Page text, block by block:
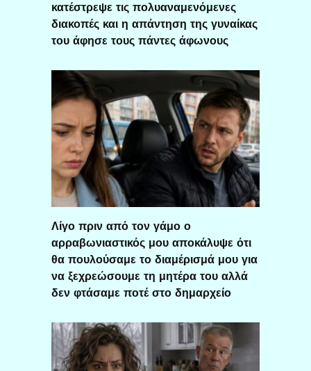
κατέστρεψε τις πολυαναμενόμενες
διακοπές και η απάντηση της γυναίκας
του άφησε τους πάντες άφωνους
Λίγο πριν από τον γάμο ο
αρραβωνιαστικός μου αποκάλυψε ότι
θα πουλούσαμε το διαμέρισμά μου για
να ξεχρεώσουμε τη μητέρα του αλλά
δεν φτάσαμε ποτέ στο δημαρχείο